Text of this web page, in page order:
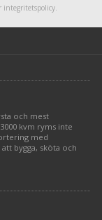
integritetspolicy.
och mest
kvm ryms inte
med
bygga, sköta och